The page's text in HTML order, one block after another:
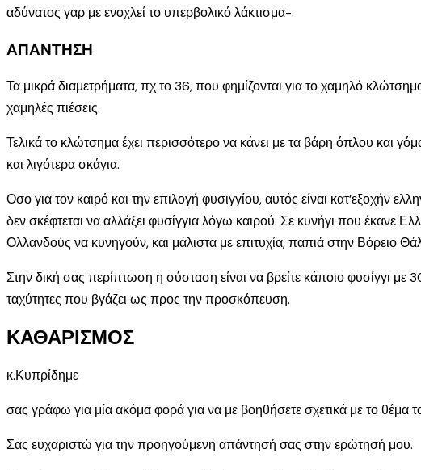
αδύνατος γαρ με ενοχλεί το υπερβολικό λάκτισμα-.
ΑΠΑΝΤΗΣΗ
Τα μικρά διαμετρήματα, πχ το 36, που φημίζονται για το χαμηλό
χαμηλές πιέσεις.
Τελικά το κλώτσημα έχει περισσότερο να κάνει με τα βάρη όπλου και
και λιγότερα σκάγια.
Οσο για τον καιρό και την επιλογή φυσιγγίου, αυτός είναι κατ’εξοχήν
δεν σκέφτεται να αλλάξει φυσίγγια λόγω καιρού. Σε κυνήγι που έκανε
Ολλανδούς να κυνηγούν, και μάλιστα με επιτυχία, παπιά στην Βόρειο
Στην δική σας περίπτωση η σύσταση είναι να βρείτε κάποιο φυσίγγι με
ταχύτητες που βγάζει ως προς την προσκόπευση.
ΚΑΘΑΡΙΣΜΟΣ
κ.Κυπρίδημε
σας γράφω για μία ακόμα φορά για να με βοηθήσετε σχετικά με το
Σας ευχαριστώ για την προηγούμενη απάντησή σας στην ερώτησή μου.